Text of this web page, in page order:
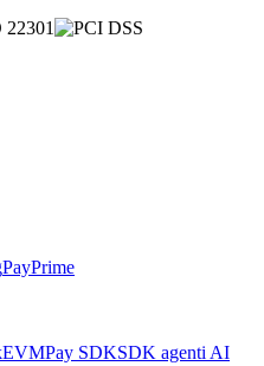
PayPrime
Pay SDKSDK agenti AI